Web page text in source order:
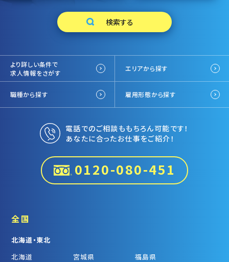
より詳しい条件で
求人情報をさがす
エリアから探す
職種から探す 雇用形態から探す
電話でのご相談ももちろん可能です！
あなたに合ったお仕事をご紹介！
0120-080-451
全国
北海道・東北
北海道
宮城県 福島県